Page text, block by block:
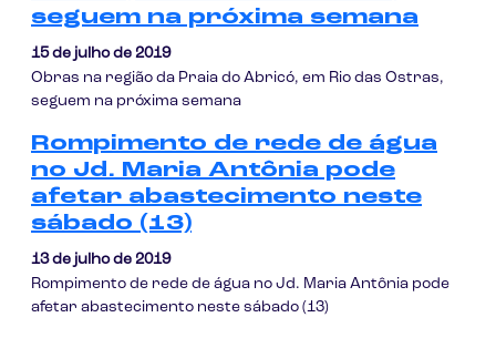
seguem na próxima semana
15 de julho de 2019
Obras na região da Praia do Abricó, em Rio das Ostras,
seguem na próxima semana
Rompimento de rede de água
no Jd. Maria Antônia pode
afetar abastecimento neste
sábado (13)
13 de julho de 2019
Rompimento de rede de água no Jd. Maria Antônia pode
afetar abastecimento neste sábado (13)